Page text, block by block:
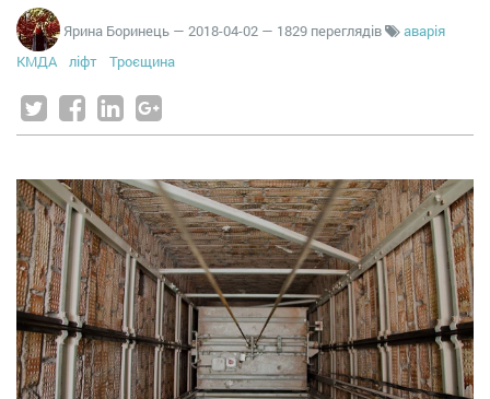
Ярина Боринець — 2018-04-02 — 1829 переглядів
аварія
КМДА
ліфт Троєщина